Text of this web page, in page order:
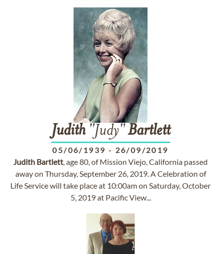
Judith"Judy"Bartlett
05/06/1939 - 26/09/2019
Judith Bartlett, age 80, of Mission Viejo, California passed
away on Thursday, September 26, 2019. A Celebration of
Life Service will take place at 10:00am on Saturday, October
5, 2019 at Pacific View...